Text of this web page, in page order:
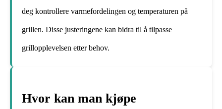
deg kontrollere varmefordelingen og temperaturen på
grillen. Disse justeringene kan bidra til å tilpasse
grillopplevelsen etter behov.
Hvor kan man kjøpe